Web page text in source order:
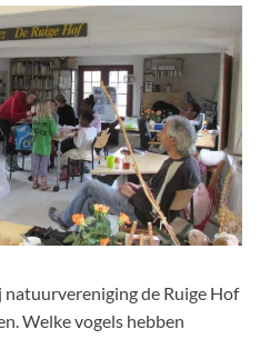
de Ruige Hof
Welke vogels hebben